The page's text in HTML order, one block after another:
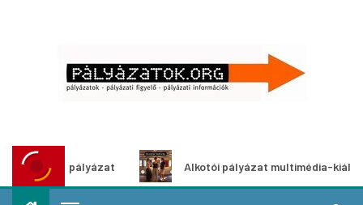
ötletpályázat Alkotói pályázat multimédia-kiállításhoz